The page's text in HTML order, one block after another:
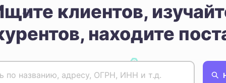
клиентов,
находите